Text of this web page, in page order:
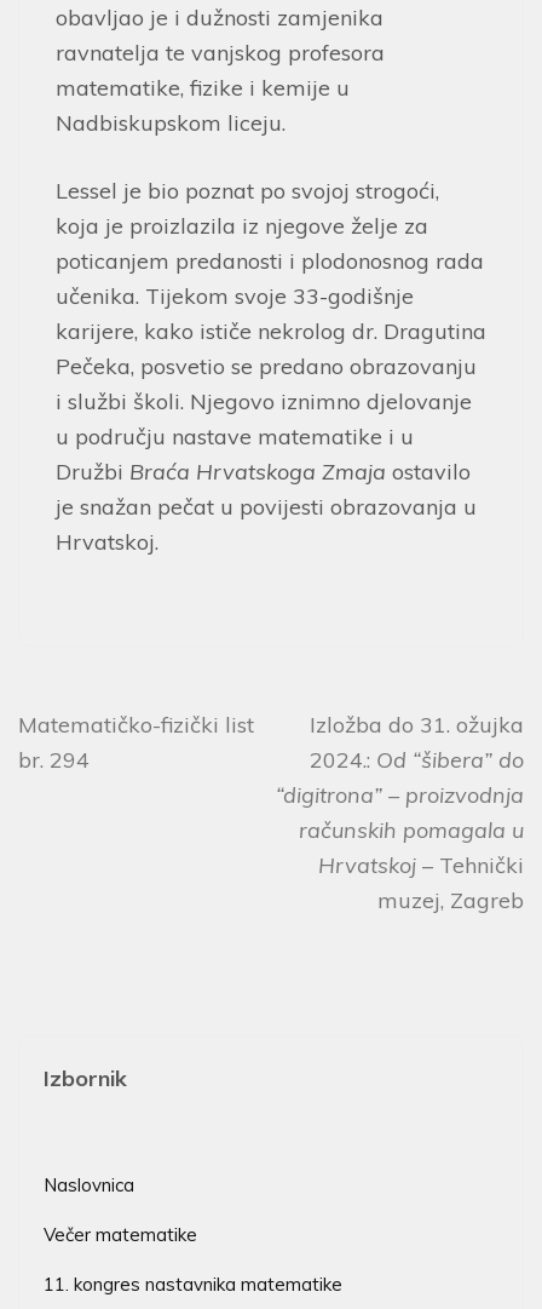
obavljao je i dužnosti zamjenika
ravnatelja te vanjskog profesora
matematike, fizike i kemije u
Nadbiskupskom liceju.
Lessel je bio poznat po svojoj strogoći,
koja je proizlazila iz njegove želje za
poticanjem predanosti i plodonosnog rada
učenika. Tijekom svoje 33-godišnje
karijere, kako ističe nekrolog dr. Dragutina
Pečeka, posvetio se predano obrazovanju
i službi školi. Njegovo iznimno djelovanje
u području nastave matematike i u
Družbi Braća Hrvatskoga Zmaja ostavilo
je snažan pečat u povijesti obrazovanja u
Hrvatskoj.
Matematičko-fizički list
br. 294
Izložba do 31. ožujka
2024.: Od “šibera” do
“digitrona” – proizvodnja
računskih pomagala u
Hrvatskoj – Tehnički
muzej, Zagreb
Izbornik
Naslovnica
Večer matematike
11. kongres nastavnika matematike